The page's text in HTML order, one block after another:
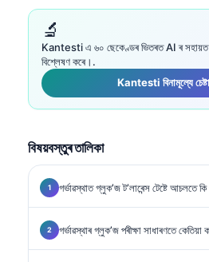
🔬
Kantesti এ ৬০ ছেকেণ্ডৰ ভিতৰত AI ৰ সহায়ত
বিশ্লেষণ কৰে।.
Kantesti বিনামূল্যে
বিষয়বস্তুৰ তালিকা
গৰ্ভাৱস্থাত গ্লুক’জ ট’লাৰেন্স টেষ্টে আচলতে কি
গৰ্ভাৱস্থাৰ গ্লুক’জ পৰীক্ষা সাধাৰণতে কেতিয়া